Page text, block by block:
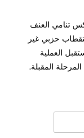
تنامي العنف
حزبي غير
العملية
المقبلة.